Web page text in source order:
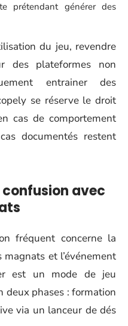
prétendant générer des
du jeu, revendre
des plateformes non
entrainer des
se réserve le droit
cas de comportement
documentés restent
avec
fréquent concerne la
et l’événement
est un mode de jeu
deux phases : formation
via un lanceur de dés